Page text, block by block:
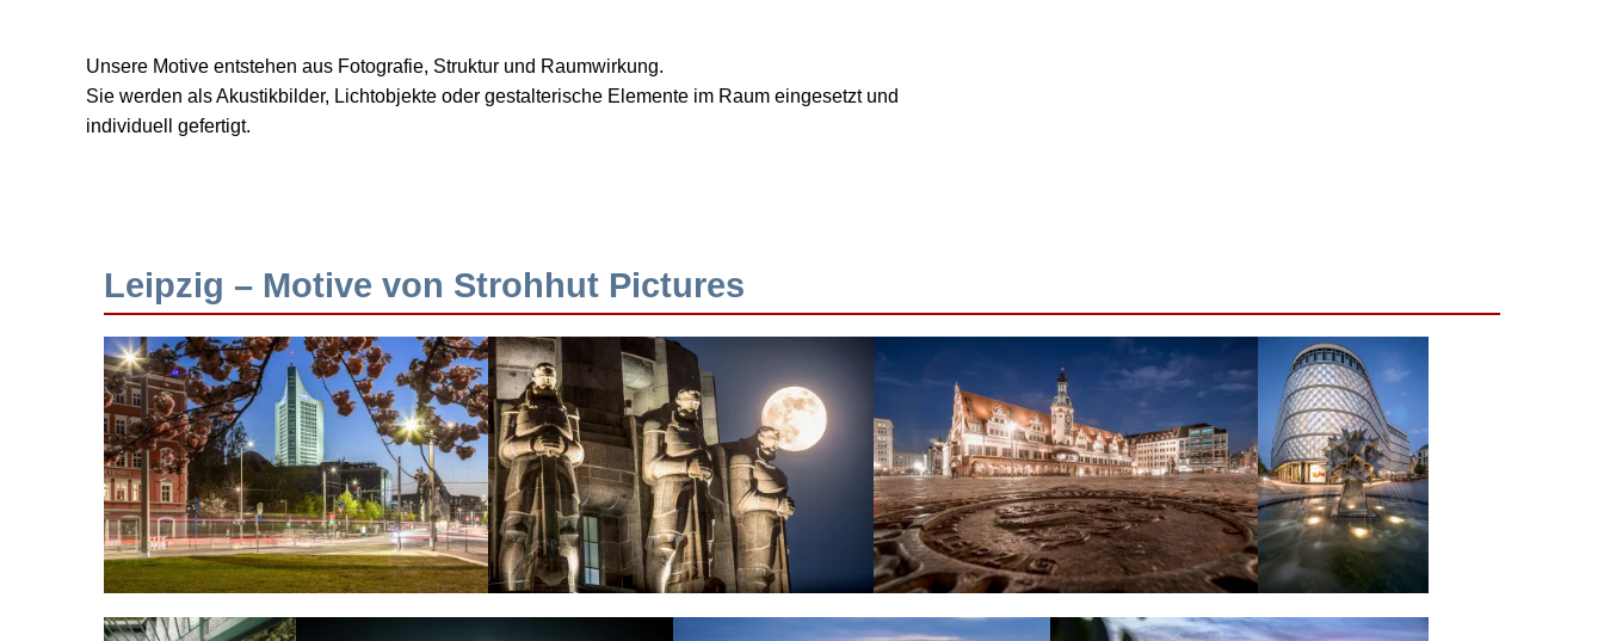
Unsere Motive entstehen aus Fotografie, Struktur und Raumwirkung.
Sie werden als Akustikbilder, Lichtobjekte oder gestalterische Elemente im Raum eingesetzt und
individuell gefertigt.
Leipzig – Motive von Strohhut Pictures